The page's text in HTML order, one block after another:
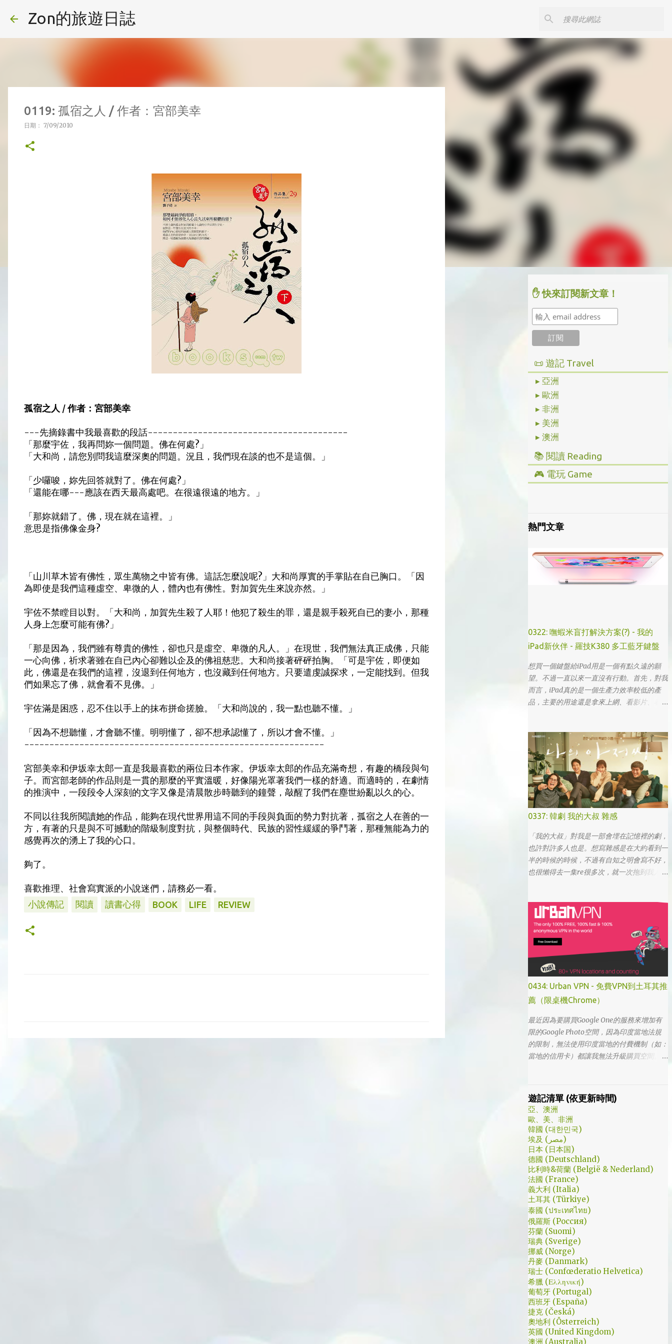
Zon的旅遊日誌
0119: 孤宿之人 / 作者：宮部美幸
日期： 7/09/2010
孤宿之人 / 作者：宮部美幸
---先摘錄書中我最喜歡的段話----------------------------------------
「那麼宇佐，我再問妳一個問題。佛在何處?」
「大和尚，請您別問我這麼深奧的問題。況且，我們現在談的也不是這個。」
「少囉唆，妳先回答就對了。佛在何處?」
「還能在哪---應該在西天最高處吧。在很遠很遠的地方。」
「那妳就錯了。佛，現在就在這裡。」
意思是指佛像金身?
「山川草木皆有佛性，眾生萬物之中皆有佛。這話怎麼說呢?」大和尚厚實的手掌貼在自已胸口。「因
為即使是我們這種虛空、卑微的人，體內也有佛性。對加賀先生來說亦然。」
宇佐不禁瞠目以對。「大和尚，加賀先生殺了人耶！他犯了殺生的罪，還是親手殺死自已的妻小，那種
人身上怎麼可能有佛?」
「那是因為，我們雖有尊貴的佛性，卻也只是虛空、卑微的凡人。」在現世，我們無法真正成佛，只能
一心向佛，祈求著雖在自已內心卻難以企及的佛祖慈悲。大和尚接著砰砰拍胸。「可是宇佐，即便如
此，佛還是在我們的這裡，沒退到任何地方，也沒藏到任何地方。只要遣虔誠探求，一定能找到。但我
們如果忘了佛，就會看不見佛。」
宇佐滿是困惑，忍不住以手上的抹布拼命搓臉。「大和尚說的，我一點也聽不懂。」
「因為不想聽懂，才會聽不懂。明明懂了，卻不想承認懂了，所以才會不懂。」
------------------------------------------------------------
宮部美幸和伊坂幸太郎一直是我最喜歡的兩位日本作家。伊坂幸太郎的作品充滿奇想，有趣的橋段與句
子。而宮部老師的作品則是一貫的那麼的平實溫暖，好像陽光罩著我們一樣的舒適。而適時的，在劇情
的推演中，一段段令人深刻的文字又像是清晨散步時聽到的鐘聲，敲醒了我們在塵世紛亂以久的心。
不同以往我所閱讀她的作品，能夠在現代世界用這不同的手段與負面的勢力對抗著，孤宿之人在善的一
方，有著的只是與不可撼動的階級制度對抗，與整個時代、民族的習性緩緩的爭鬥著，那種無能為力的
感覺再次的湧上了我的心口。
夠了。
喜歡推理、社會寫實派的小說迷們，請務必一看。
小說傳記 閱讀 讀書心得 BOOK LIFE REVIEW
✋ 快來訂閱新文章！
📜 遊記 Travel
▸ 亞洲
▸ 歐洲
▸ 非洲
▸ 美洲
▸ 澳洲
📚 閱讀 Reading
▸ 投資理財
▸ 藝術設計
🎮 電玩 Game
熱門文章
0322: 嘸蝦米盲打解決方案(?) - 我的
iPad新伙伴 - 羅技K380 多工藍牙鍵盤
想買一個鍵盤給iPad用是一個有點久遠的願
望。不過一直以來一直沒有行動。首先，對我
而言，iPad真的是一個生產力效率較低的產
品，主要的用途還是拿來上網、看影片、看小
出不太想帶滑鼠，所以動作還是比較慢)，這
兩者還是有效率多了。 想來想去，iPad能夠
比電腦還有生產力的部份可能會落在畫圖這一
塊吧... 可惜大一畫了一個學期的蛋之後，我就
知道我在這一塊應該是沒啥天份的XD
0337: 韓劇 我的大叔 雜感
「我的大叔」對我是一部會埋在記憶裡的劇，
也許對許多人也是。想寫雜感是在大約看到一
半的時候的時候，不過有自知之明會寫不好，
也很懶得去一集re很多次，就一次拖到我人生
的，想說該不會為了要創造話題，所以硬拍一
部老少配的題材吧。加上男女主角都不認識，
所以一直到播出了三、四集開始好評不斷，加
上面臨了美、日、韓劇的劇荒，個人又特愛喪
劇，我硬是在找出來看了一次…。 不得不說，
開頭的辦公室場景，打昆蟲的的情節和打在代
表頭上奇異動畫，讓我以為這是次世代的搞笑
辦公室劇。第一集看完的時候，說真的還真不
知道這部劇集要表達什麼 - 因為開頭讓我覺得
無厘頭的場景和後續開始步入至安的黑暗世
界，讓我好難入戲。 為什麼要作這飄蟲視角?
為什麼要加這些星星? 所以當我推這部戲給朋
友的時候，我和朋友說一定要撐過第一集，過
我還是在劇荒中，再重看第一集，意外的覺得
發現角色們的另外一面。像是大叔上班時原來
是講冷笑話的高手；至安那張毫無感情的臉，
讓人恐懼；另外大叔老婆偷情偷的天經地義，
無負擔，也讓我嚇到。 看這鏡頭有時候都不
知道老婆怎麼會回心轉意。 如同版友們所津
津樂道的，這部劇的細節很多，值得細細品嚐
的對話其實摘錄不完。但對我而言整部劇會燒
了起來，應該是從第四集，大叔把至安找進辦
公室談判開始 - 因為在當下風向完全測不出
來。這太不韓劇了；接著至安把都俊永代表玩
弄掌心的談判…這倒底是怎麼樣風格的劇集，
難倒是推理劇嗎? 但是主角三兄弟與媽媽的鬥
嘴，這不應該是家庭劇嗎? 說到家庭劇，這部
劇我第一個哭點和男女主角無關，而是在大哥
被罵，媽媽放下便當離開，之後對他微笑的那
場戲。然後我知道，我放不下這部劇了。 但
這編劇藥下的好猛，同一集還不肯放手。結尾
細節就不說了，硬是收的漂亮 - 這麼棒的劇才
第四集，不禁讓我倍感期待，也開始每週期待
上演的時間。 還加了Prison Break的梗，剛好
0434: Urban VPN - 免費VPN到土耳其推
薦（限桌機Chrome）
最近因為要購買Google One的服務來增加有
限的Google Photo空間，因為印度當地法規
的限制，無法使用印度當地的付費機制（如：
當地的信用卡）都讓我無法升級購買空間。因
不少，而且還bundle了不少近年常提到的
VPN，像是NordVPN/ Surfshark等…但因為這
些VPN服務都已經沒有免費的試用期了… 在花
了幾個小時試了一下，目前與大家推薦的是
Urban VPN
遊記清單 (依更新時間)
亞、澳洲
歐、美、非洲
韓國 (대한민국)
埃及 (مصر)
日本 (日本国)
德國 (Deutschland)
比利時&荷蘭 (België & Nederland)
法國 (France)
義大利 (Italia)
土耳其 (Türkiye)
泰國 (ประเทศไทย)
俄羅斯 (Россия)
芬蘭 (Suomi)
瑞典 (Sverige)
挪威 (Norge)
丹麥 (Danmark)
瑞士 (Confœderatio Helvetica)
希臘 (Ελληνική)
葡萄牙 (Portugal)
西班牙 (España)
捷克 (Česká)
奧地利 (Österreich)
英國 (United Kingdom)
澳洲 (Australia)